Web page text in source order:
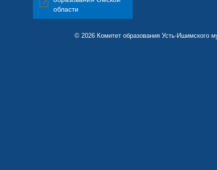
области
© 2026 Комитет образования Усть-Ишимского